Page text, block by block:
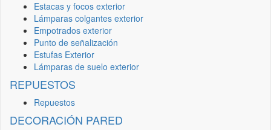
Estacas y focos exterior
Lámparas colgantes exterior
Empotrados exterior
Punto de señalización
Estufas Exterior
Lámparas de suelo exterior
REPUESTOS
Repuestos
DECORACIÓN PARED